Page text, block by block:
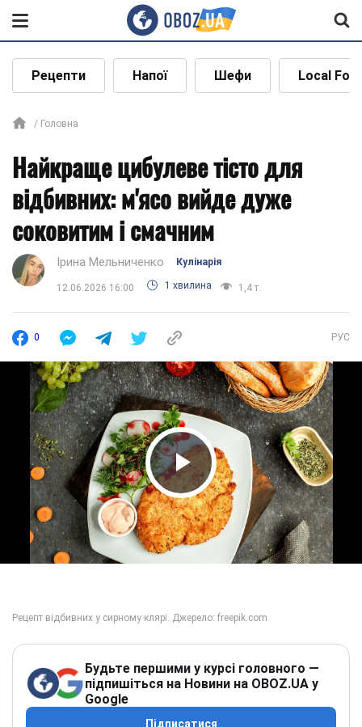
Рецепти Напої Шефи Local
Головна
Найкраще цибулеве тісто для
відбивних: м'ясо вийде дуже
соковитим і смачним
Ірина Мельниченко Кулінарія
12.06.2026 16:00 1 хвилина 1,4 т.
0 РУС
Play Video
Будьте першими у курсі головного —
підпишіться на Новини на OBOZ.UA у
Google
Підписатися